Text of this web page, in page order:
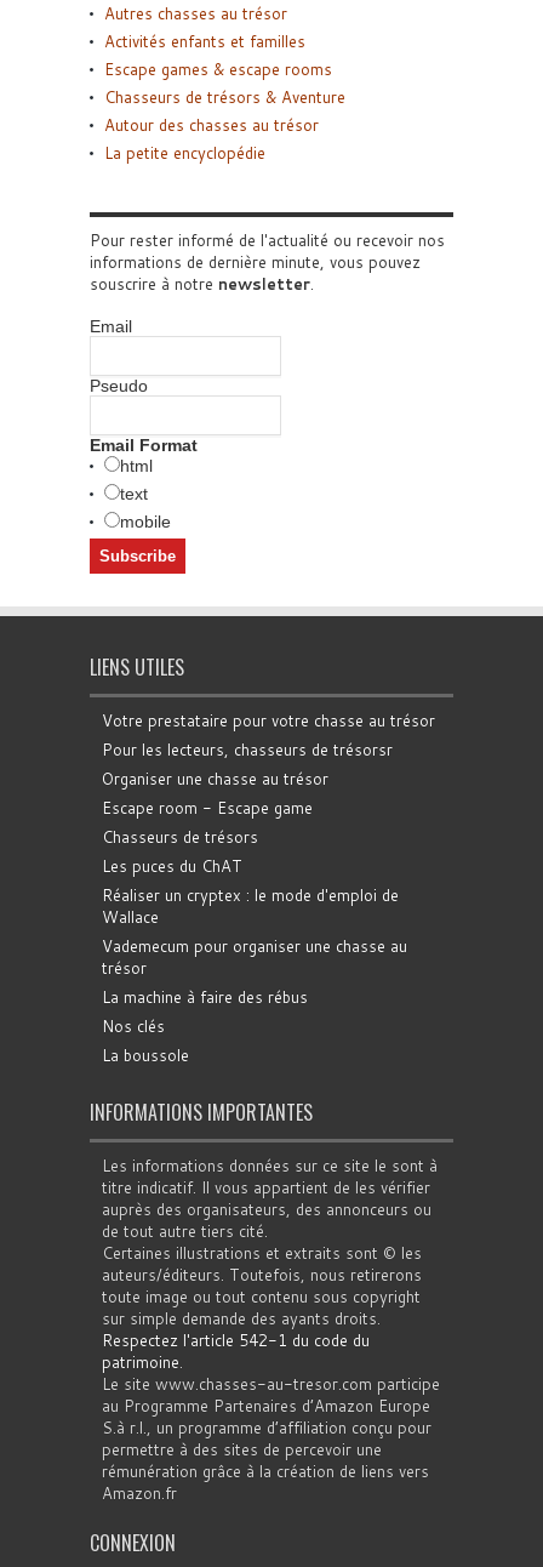
Autres chasses au trésor
Activités enfants et familles
Escape games & escape rooms
Chasseurs de trésors & Aventure
Autour des chasses au trésor
La petite encyclopédie
Pour rester informé de l'actualité ou recevoir nos
informations de dernière minute, vous pouvez
souscrire à notre newsletter.
Email
Pseudo
Email Format
html
text
mobile
LIENS UTILES
Votre prestataire pour votre chasse au trésor
Pour les lecteurs, chasseurs de trésorsr
Organiser une chasse au trésor
Escape room - Escape game
Chasseurs de trésors
Les puces du ChAT
Réaliser un cryptex : le mode d'emploi de
Wallace
Vademecum pour organiser une chasse au
trésor
La machine à faire des rébus
Nos clés
La boussole
INFORMATIONS IMPORTANTES
Les informations données sur ce site le sont à
titre indicatif. Il vous appartient de les vérifier
auprès des organisateurs, des annonceurs ou
de tout autre tiers cité.
Certaines illustrations et extraits sont © les
auteurs/éditeurs. Toutefois, nous retirerons
toute image ou tout contenu sous copyright
sur simple demande des ayants droits.
Respectez l'article 542-1 du code du
patrimoine.
Le site www.chasses-au-tresor.com participe
au Programme Partenaires d’Amazon Europe
S.à r.l., un programme d’affiliation conçu pour
permettre à des sites de percevoir une
rémunération grâce à la création de liens vers
Amazon.fr
CONNEXION